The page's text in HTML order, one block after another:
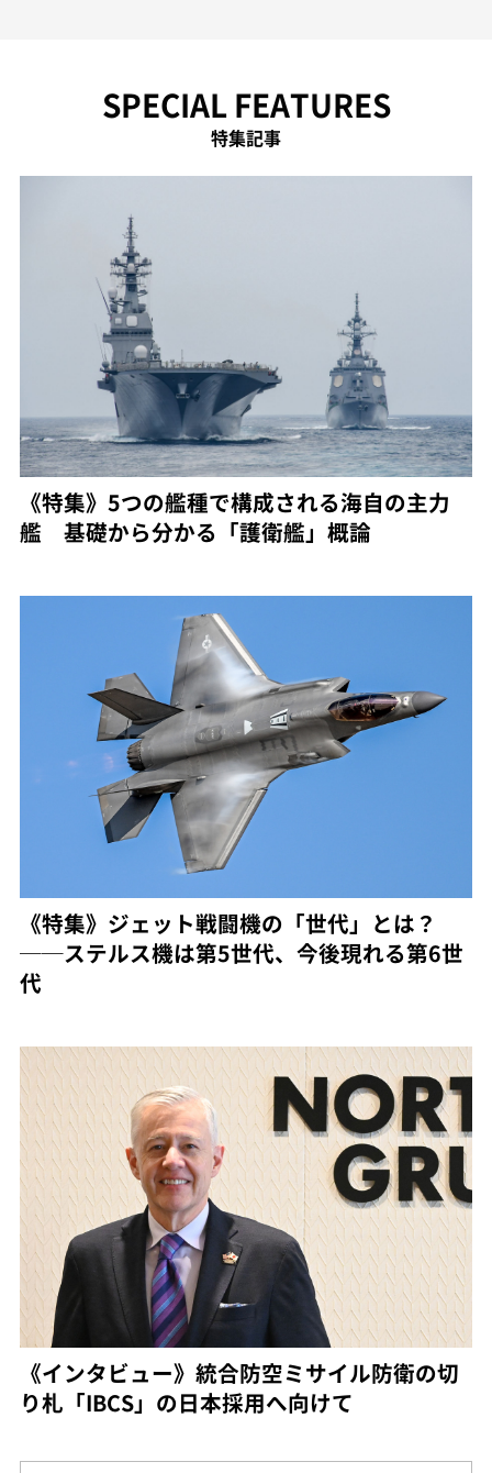
SPECIAL FEATURES
特集記事
《特集》5つの艦種で構成される海自の主力
艦 基礎から分かる「護衛艦」概論
《特集》ジェット戦闘機の「世代」とは？
──ステルス機は第5世代、今後現れる第6世
代
《インタビュー》統合防空ミサイル防衛の切
り札「IBCS」の日本採用へ向けて